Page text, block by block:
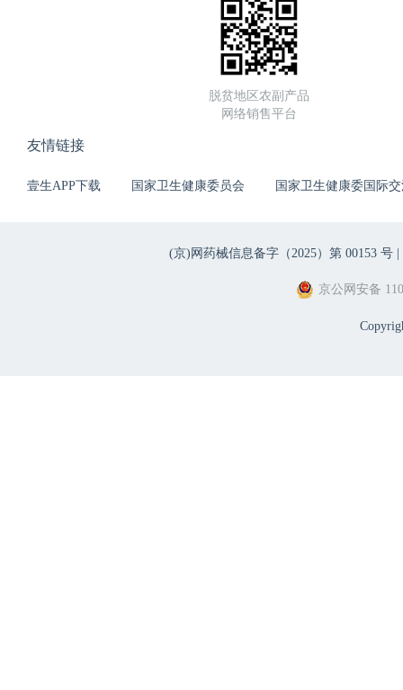
脱贫地区农副产品
网络销售平台
友情链接
壹生APP下载 国家卫生健康委员会 国家卫生健康委国际
(京)网药械信息备字（2025）第 00153 号 |
京公网安备